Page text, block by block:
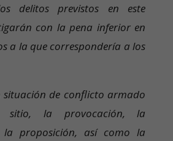
delitos previstos en este
con la pena inferior en
a la que correspondería a los
situación de conflicto armado
la provocación, la
la proposición, así como la